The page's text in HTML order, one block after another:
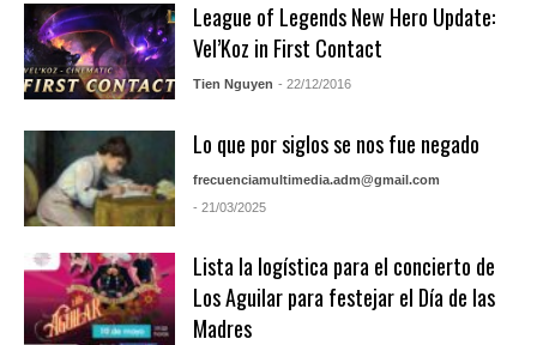
League of Legends New Hero Update:
Vel’Koz in First Contact
Tien Nguyen - 22/12/2016
Lo que por siglos se nos fue negado
frecuenciamultimedia.adm@gmail.com
- 21/03/2025
Lista la logística para el concierto de
Los Aguilar para festejar el Día de las
Madres